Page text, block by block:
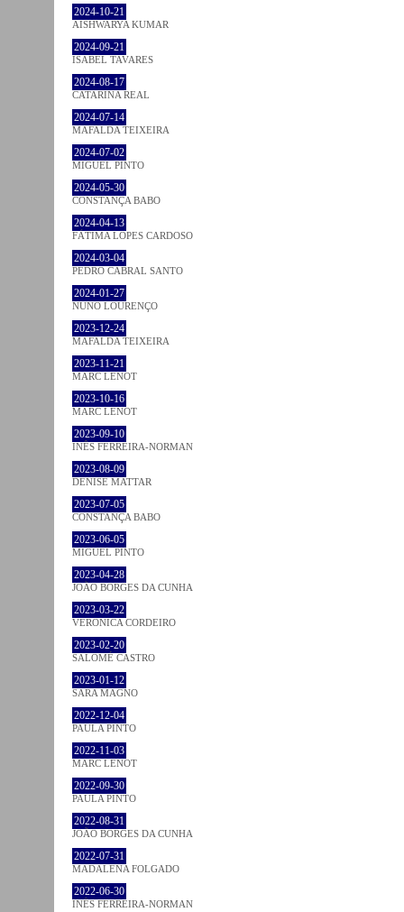
2024-10-21
AISHWARYA KUMAR
2024-09-21
ISABEL TAVARES
2024-08-17
CATARINA REAL
2024-07-14
MAFALDA TEIXEIRA
2024-07-02
MIGUEL PINTO
2024-05-30
CONSTANÇA BABO
2024-04-13
FÁTIMA LOPES CARDOSO
2024-03-04
PEDRO CABRAL SANTO
2024-01-27
NUNO LOURENÇO
2023-12-24
MAFALDA TEIXEIRA
2023-11-21
MARC LENOT
2023-10-16
MARC LENOT
2023-09-10
INÊS FERREIRA-NORMAN
2023-08-09
DENISE MATTAR
2023-07-05
CONSTANÇA BABO
2023-06-05
MIGUEL PINTO
2023-04-28
JOÃO BORGES DA CUNHA
2023-03-22
VERONICA CORDEIRO
2023-02-20
SALOMÉ CASTRO
2023-01-12
SARA MAGNO
2022-12-04
PAULA PINTO
2022-11-03
MARC LENOT
2022-09-30
PAULA PINTO
2022-08-31
JOÃO BORGES DA CUNHA
2022-07-31
MADALENA FOLGADO
2022-06-30
INÊS FERREIRA-NORMAN